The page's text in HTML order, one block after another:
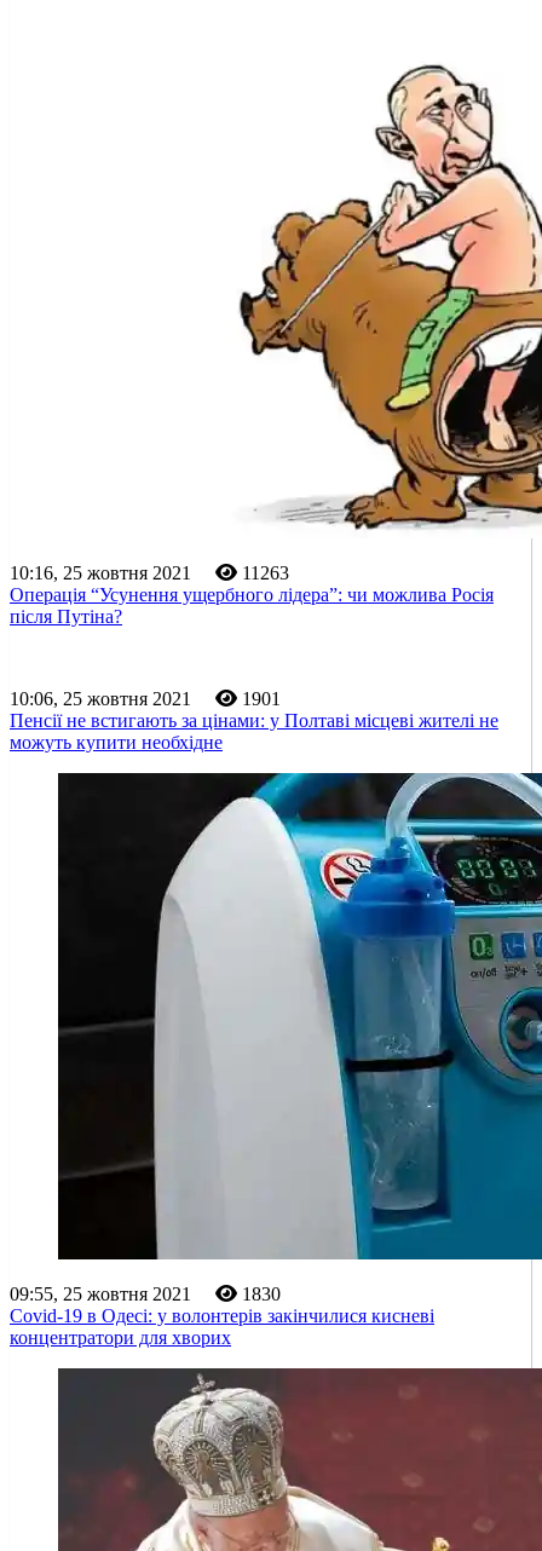
10:16, 25 жовтня 2021
11263
Операція “Усунення ущербного лідера”: чи можлива Росія
після Путіна?
10:06, 25 жовтня 2021
1901
Пенсії не встигають за цінами: у Полтаві місцеві жителі не
можуть купити необхідне
09:55, 25 жовтня 2021
1830
Covid-19 в Одесі: у волонтерів закінчилися кисневі
концентратори для хворих